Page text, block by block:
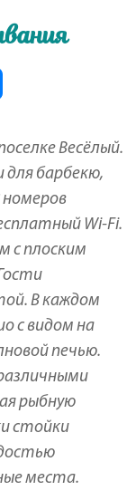
Весёлый.
для барбекю,
номеров
Wi-Fi.
с плоским
В каждом
с видом на
печью.
рыбную
стойки
места.